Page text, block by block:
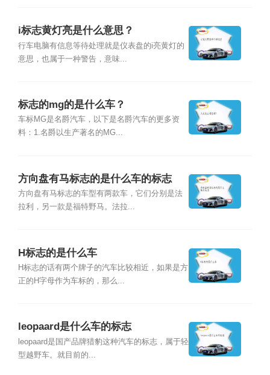
i标志黄灯亮是什么意思？
行车电脑有信息等待处理就是仪表盘的i亮黄灯的
意思，也属于一种警告，意味...
标志的mg的是什么车？
车标MG是名爵汽车，以下是名爵汽车的更多资
料：1.名爵以生产著名的MG...
方向盘有马标志的是什么车的标志
方向盘有马标志的车型有两款车，它们分别是法
拉利，另一款是福特野马。法拉...
H标志的是什么车
H标志的话有两个牌子的汽车比较相近，如果是方
正的H字母作为车标的，那么...
leopaard是什么车的标志
leopaard是国产品牌猎豹这种汽车的标志，属于轻
型越野车。就目前的...